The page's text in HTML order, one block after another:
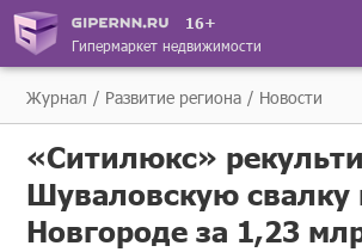
16+
Гипермаркет недвижимости
Журнал Развитие региона Новости
«Ситилюкс»
Шуваловскую
Новгороде за 1,23